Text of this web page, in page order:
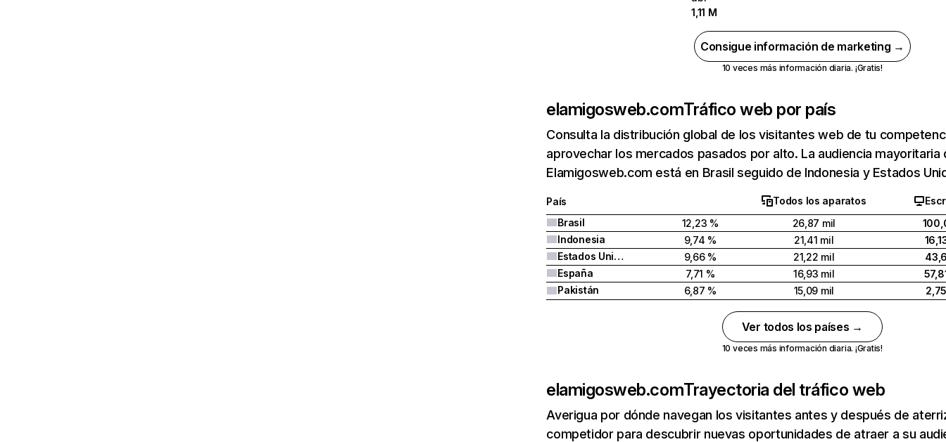
1,11 M
Consigue información de marketing →
10 veces más información diaria. ¡Gratis!
elamigosweb.comTráfico web por país
Consulta la distribución global de los visitantes web de tu
aprovechar los mercados pasados por alto. La audiencia mayoritaria
Elamigosweb.com está en Brasil seguido de Indonesia y Estados
País Todos los aparatos
Brasil
12,23 % 26,87 mil
Indonesia
9,74 % 21,41 mil
Estados Unidos
9,66 % 21,22 mil
España
7,71 % 16,93 mil
Pakistán
6,87 % 15,09 mil
Ver todos los países →
10 veces más información diaria. ¡Gratis!
elamigosweb.comTrayectoria del tráfico web
Averigua por dónde navegan los visitantes antes y después de
competidor para descubrir nuevas oportunidades de atraer a su